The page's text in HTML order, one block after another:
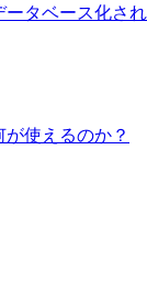
タベース化さ
使えるのか？